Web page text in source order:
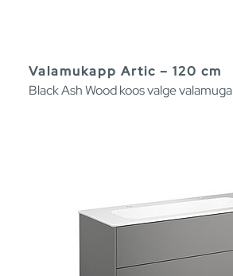
Valamukapp Artic – 120 cm
Black Ash Wood koos valge valamuga